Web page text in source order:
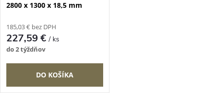
2800 x 1300 x 18,5 mm
185,03 € bez DPH
227,59 €/ ks
do 2 týždňov
DO KOŠÍKA